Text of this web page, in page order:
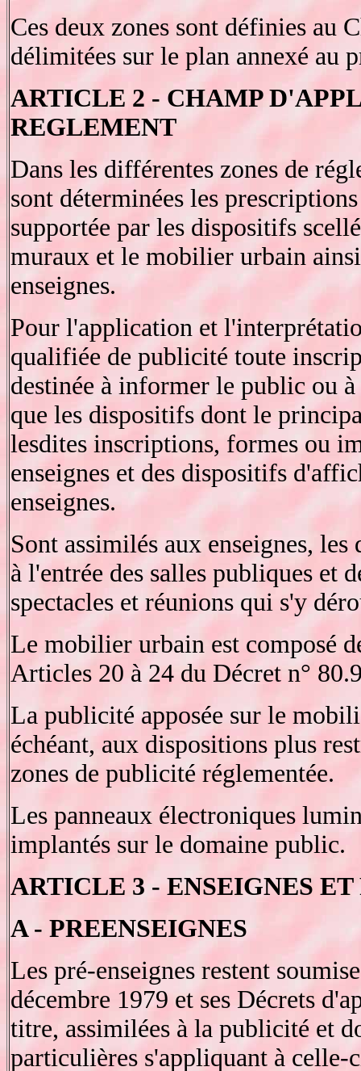
Ces deux zones sont définies au
délimitées sur le plan annexé au
ARTICLE 2 - CHAMP
REGLEMENT
Dans les différentes zones de
sont déterminées les
supportée par les dispositifs
muraux et le mobilier urbain
enseignes.
Pour l'application et
qualifiée de publicité toute
destinée à informer le public ou
que les dispositifs dont le
lesdites inscriptions, formes ou
enseignes et des dispositifs
enseignes.
Sont assimilés aux enseignes,
à l'entrée des salles publiques et
spectacles et réunions qui s'y
Le mobilier urbain est composé
Articles 20 à 24 du Décret n°
La publicité apposée sur le
échéant, aux dispositions plus
zones de publicité réglementée.
Les panneaux électroniques
implantés sur le domaine public.
ARTICLE 3 - ENSEIGNES ET
A - PREENSEIGNES
Les pré-enseignes restent
décembre 1979 et ses Décrets
titre, assimilées à la publicité et
particulières s'appliquant à celle-